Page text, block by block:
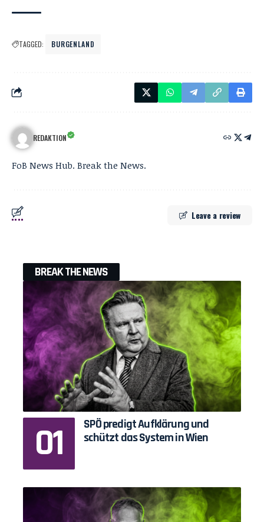
TAGGED: BURGENLAND
REDAKTION
FoB News Hub. Break the News.
Leave a review
BREAK THE NEWS
SPÖ predigt Aufklärung und
schützt das System in Wien